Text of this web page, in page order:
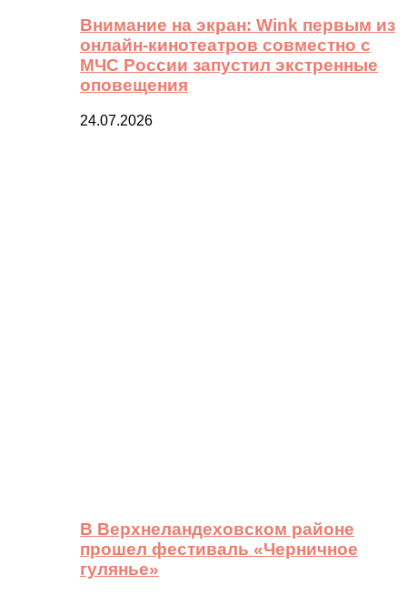
Внимание на экран: Wink первым из
онлайн-кинотеатров совместно с
МЧС России запустил экстренные
оповещения
24.07.2026
В Верхнеландеховском районе
прошел фестиваль «Черничное
гулянье»